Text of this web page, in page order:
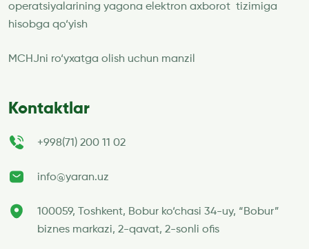
operatsiyalarining yagona elektron axborot tizimiga
hisobga qo‘yish
MCHJni ro‘yxatga olish uchun manzil
Kontaktlar
+998(71) 200 11 02
info@yaran.uz
100059, Toshkent, Bobur ko‘chasi 34-uy, “Bobur”
biznes markazi, 2-qavat, 2-sonli ofis